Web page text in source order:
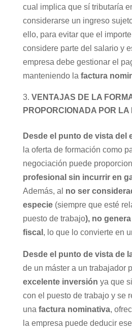
cual implica que sí tributaría
considerarse un ingreso
ello, para evitar que el
considere parte del salario y
empresa debe gestionar el
manteniendo la factura
VENTAJAS DE LA
PROPORCIONADA POR LA
Desde el punto de vista del
la oferta de formación como
negociación puede
profesional sin incurrir en
Además, al no ser
especie(siempre que esté
puesto de trabajo), no
fiscal , lo que lo convierte en
Desde el punto de vista de
de un máster a un trabajador
excelente inversión ya que
con el puesto de trabajo y se
una factura nominativa,
la empresa puede deducir